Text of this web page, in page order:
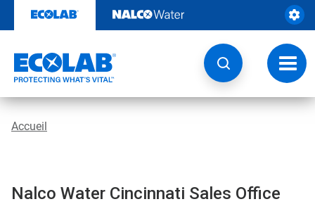
contenu
la
Accueil
Nalco Water Cincinnati Sales Office